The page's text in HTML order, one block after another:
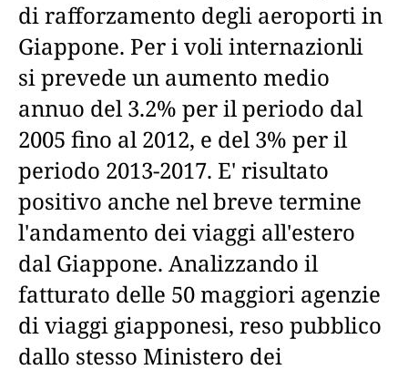
di rafforzamento degli aeroporti in
Giappone. Per i voli internazionli
si prevede un aumento medio
annuo del 3.2% per il periodo dal
2005 fino al 2012, e del 3% per il
periodo 2013-2017. E' risultato
positivo anche nel breve termine
l'andamento dei viaggi all'estero
dal Giappone. Analizzando il
fatturato delle 50 maggiori agenzie
di viaggi giapponesi, reso pubblico
dallo stesso Ministero dei